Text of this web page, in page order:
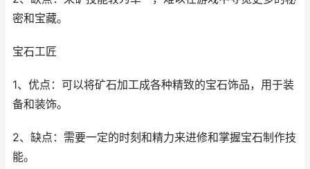
密和宝藏。
宝石工匠
1、优点：可以将矿石加工成各种精致的宝石饰品，用于装
备和装饰。
2、缺点：需要一定的时刻和精力来进修和掌握宝石制作技
能。